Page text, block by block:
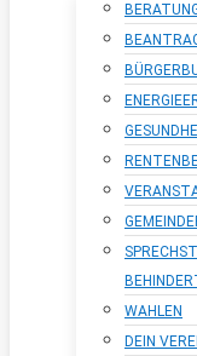
WAHLEN
DEIN